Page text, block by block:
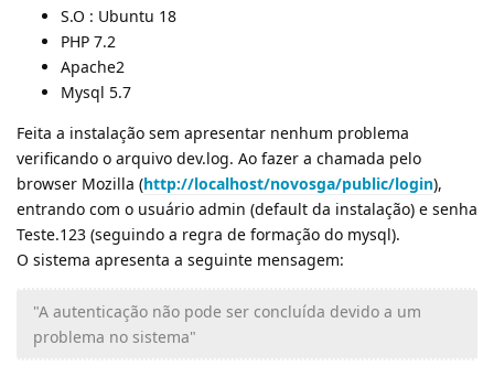
S.O : Ubuntu 18
PHP 7.2
Apache2
Mysql 5.7
Feita a instalação sem apresentar nenhum problema
verificando o arquivo dev.log. Ao fazer a chamada pelo
browser Mozilla (http://localhost/novosga/public/login),
entrando com o usuário admin (default da instalação) e senha
Teste.123 (seguindo a regra de formação do mysql).
O sistema apresenta a seguinte mensagem:
"A autenticação não pode ser concluída devido a um
problema no sistema"